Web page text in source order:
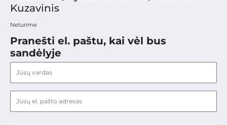
Kuzavinis
Neturime
Pranešti el. paštu, kai vėl bus
sandėlyje